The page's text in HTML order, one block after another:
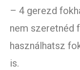
– 4 gerezd
nem szeretnéd
használhatsz
is.